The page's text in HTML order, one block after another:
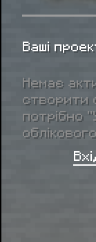
Ваші
Немає
створити
потрібно